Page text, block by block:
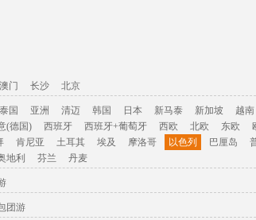
澳门 长沙 北京
泰国 亚洲 清迈 韩国 日本 新马泰 新加坡 越南
(德国) 西班牙 西班牙+葡萄牙 西欧 北欧 东欧
肯尼亚 土耳其 埃及 摩洛哥 以色列 巴厘岛
地利 芬兰 丹麦
团游